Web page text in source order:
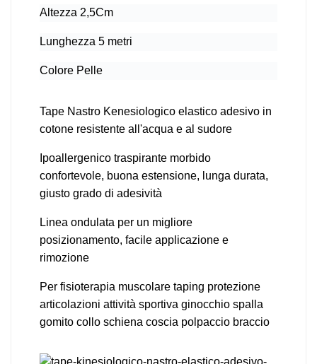
Altezza 2,5Cm
Lunghezza 5 metri
Colore Pelle
Tape Nastro Kenesiologico elastico adesivo in
cotone resistente all'acqua e al sudore
Ipoallergenico traspirante morbido
confortevole, buona estensione, lunga durata,
giusto grado di adesività
Linea ondulata per un migliore
posizionamento, facile applicazione e
rimozione
Per fisioterapia muscolare taping protezione
articolazioni attività sportiva ginocchio spalla
gomito collo schiena coscia polpaccio braccio